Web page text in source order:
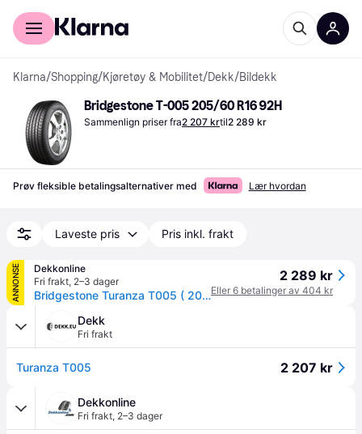
For kunder
Klarna/Shopping/Kjøretøy & Mobilitet/Dekk/Bildekk
Bridgestone T-005 205/60 R16 92H
Sammenlign priser fra2 207 krtil2 289 kr
Prøv fleksible betalingsalternativer med Lær hvordan
Laveste pris Pris inkl. frakt
ANNONSE
Dekkonline
Fri frakt, 2–3 dager
Bridgestone Turanza T005 ( 205/60 R16 92H )
2 289 kr
Eller 6 betalinger av 404 kr
Dekk
Fri frakt
Turanza T005 2 207 kr
Dekkonline
Fri frakt, 2–3 dager